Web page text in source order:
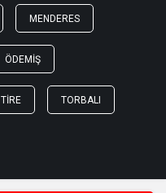
MENDERES
ÖDEMIŞ
TIRE TORBALI